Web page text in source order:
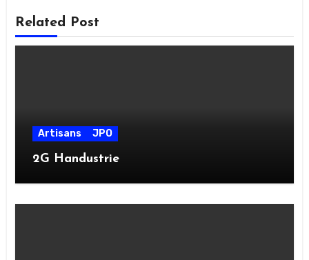
Related Post
Artisans JPO
2G Handustrie